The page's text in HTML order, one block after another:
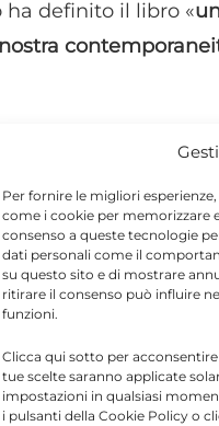
Per fornire le migliori
come i cookie per memorizzare
consenso a queste tecnologie
dati personali come il
su questo sito e di mostrare
ritirare il consenso può influire
funzioni.
Clicca qui sotto per
tue scelte saranno applicate
impostazioni in qualsiasi
i pulsanti della Cookie Policy o
definito il libro «
che ha portato alla
ho attinto a
Abba».
ilConsorzio del
Campailla di